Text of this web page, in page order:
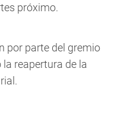
próximo.
por parte del gremio
reapertura de la